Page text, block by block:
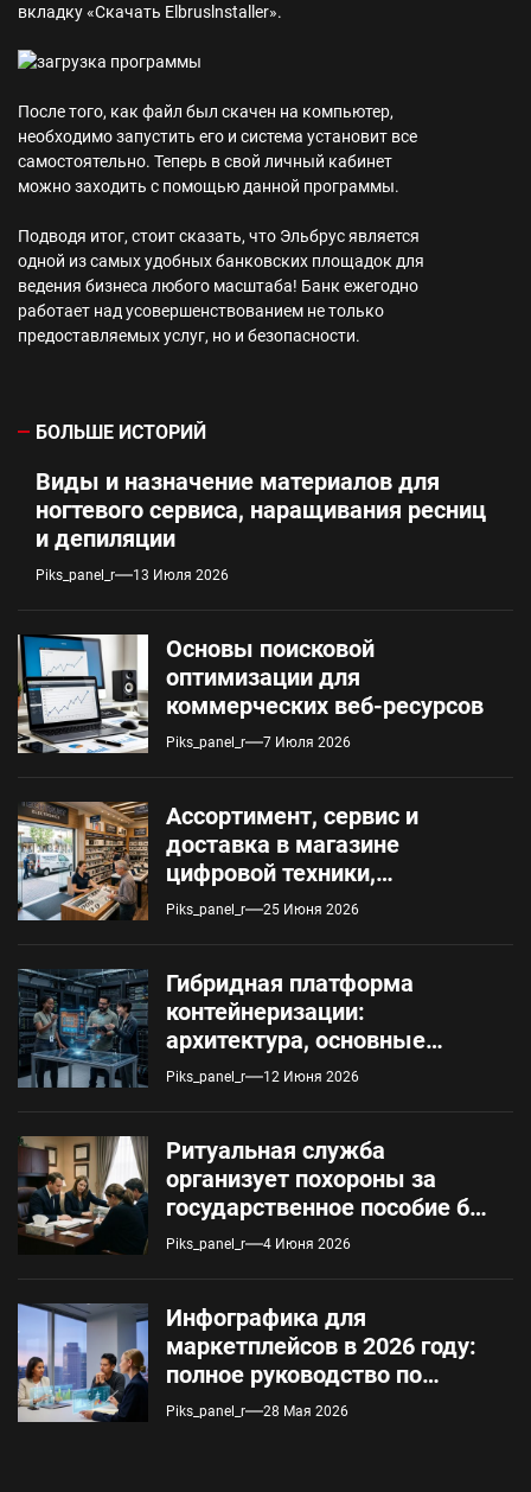
вкладку «Скачать Elbruslnstaller».
После того, как файл был скачен на компьютер,
необходимо запустить его и система установит все
самостоятельно. Теперь в свой личный кабинет
можно заходить с помощью данной программы.
Подводя итог, стоит сказать, что Эльбрус является
одной из самых удобных банковских площадок для
ведения бизнеса любого масштаба! Банк ежегодно
работает над усовершенствованием не только
предоставляемых услуг, но и безопасности.
БОЛЬШЕ ИСТОРИЙ
Виды и назначение материалов для
ногтевого сервиса, наращивания ресниц
и депиляции
Piks_panel_r 13 Июля 2026
Основы поисковой
оптимизации для
коммерческих веб-ресурсов
Piks_panel_r 7 Июля 2026
Ассортимент, сервис и
доставка в магазине
цифровой техники,
работающем с 2010 года
Piks_panel_r 25 Июня 2026
Гибридная платформа
контейнеризации:
архитектура, основные
компоненты и сценарии
Piks_panel_r 12 Июня 2026
Ритуальная служба
организует похороны за
государственное пособие без
предоплаты: условия и
Piks_panel_r 4 Июня 2026
Инфографика для
маркетплейсов в 2026 году:
полное руководство по
техническим требованиям и
Piks_panel_r 28 Мая 2026